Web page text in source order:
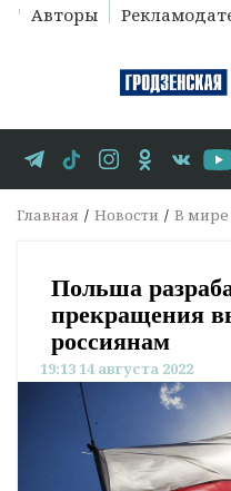
Авторы
Главная Новости В мире
Польша
прекращения
россиянам
19:13 14 августа 2022